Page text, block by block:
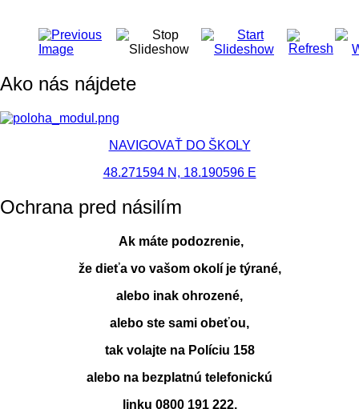
Ako nás nájdete
NAVIGOVAŤ DO ŠKOLY
48.271594 N, 18.190596 E
Ochrana pred násilím
Ak máte podozrenie,
že dieťa vo vašom okolí je týrané,
alebo inak ohrozené,
alebo ste sami obeťou,
tak volajte na Políciu 158
alebo na bezplatnú telefonickú
linku 0800 191 222,